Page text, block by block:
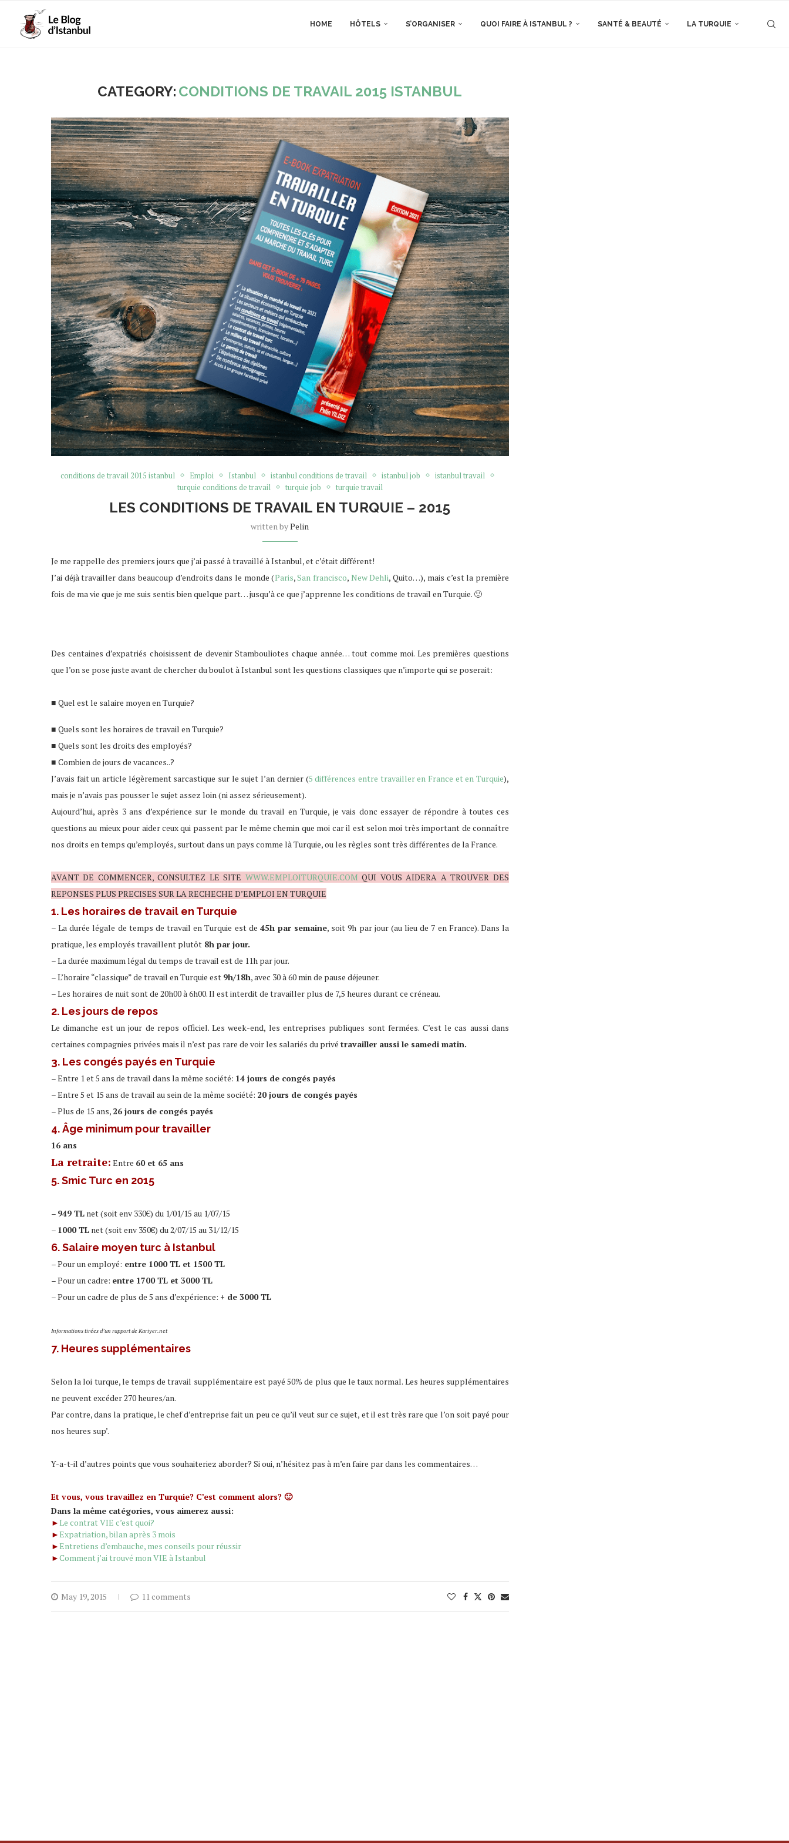
HOME HÔTELS S’ORGANISER QUOI FAIRE À ISTANBUL ? SANTÉ & BEAUTÉ LA TURQUIE
CATEGORY: CONDITIONS DE TRAVAIL 2015 ISTANBUL
conditions de travail 2015 istanbul Emploi Istanbul istanbul conditions de travail istanbul job
istanbul travail
turquie conditions de travail
turquie job turquie travail
LES CONDITIONS DE TRAVAIL EN TURQUIE – 2015
written byPelin
Je me rappelle des premiers jours que j’ai passé à travaillé à Istanbul, et c’était différent!
J’ai déjà travailler dans beaucoup d’endroits dans le monde (Paris,San francisco, New Dehli, Quito…), mais c’est la première
fois de ma vie que je me suis sentis bien quelque part… jusqu’à ce que j’apprenne les conditions de travail en Turquie. 🙂
Des centaines d’expatriés choisissent de devenir Stambouliotes chaque année… tout comme moi. Les premières questions
que l’on se pose juste avant de chercher du boulot à Istanbul sont les questions classiques que n’importe qui se poserait:
■ Quel est le salaire moyen en Turquie?
■ Quels sont les horaires de travail en Turquie?
■ Quels sont les droits des employés?
■ Combien de jours de vacances..?
J’avais fait un article légèrement sarcastique sur le sujet l’an dernier (5 différences entre travailler en France et en Turquie),
mais je n’avais pas pousser le sujet assez loin (ni assez sérieusement).
Aujourd’hui, après 3 ans d’expérience sur le monde du travail en Turquie, je vais donc essayer de répondre à toutes ces
questions au mieux pour aider ceux qui passent par le même chemin que moi car il est selon moi très important de connaître
nos droits en temps qu’employés, surtout dans un pays comme là Turquie, ou les règles sont très différentes de la France.
AVANT DE COMMENCER, CONSULTEZ LE SITE WWW.EMPLOITURQUIE.COM QUI VOUS AIDERA A TROUVER DES
REPONSES PLUS PRECISES SUR LA RECHECHE D’EMPLOI EN TURQUIE
1. Les horaires de travail en Turquie
– La durée légale de temps de travail en Turquie est de 45h par semaine, soit 9h par jour (au lieu de 7 en France). Dans la
pratique, les employés travaillent plutôt 8h par jour.
– La durée maximum légal du temps de travail est de 11h par jour.
– L’horaire “classique” de travail en Turquie est 9h/18h, avec 30 à 60 min de pause déjeuner.
– Les horaires de nuit sont de 20h00 à 6h00. Il est interdit de travailler plus de 7,5 heures durant ce créneau.
2. Les jours de repos
Le dimanche est un jour de repos officiel. Les week-end, les entreprises publiques sont fermées. C’est le cas aussi dans
certaines compagnies privées mais il n’est pas rare de voir les salariés du privé travailler aussi le samedi matin.
3. Les congés payés en Turquie
– Entre 1 et 5 ans de travail dans la même société: 14 jours de congés payés
– Entre 5 et 15 ans de travail au sein de la même société: 20 jours de congés payés
– Plus de 15 ans, 26 jours de congés payés
4.Âge minimum pour travailler
16 ans
La retraite: Entre 60 et 65 ans
5. Smic Turc en 2015
– 949 TL net (soit env 330€) du 1/01/15 au 1/07/15
– 1000 TL net (soit env 350€) du 2/07/15 au 31/12/15
6. Salaire moyen turc à Istanbul
– Pour un employé: entre 1000 TL et 1500 TL
– Pour un cadre: entre 1700 TL et 3000 TL
– Pour un cadre de plus de 5 ans d’expérience: + de 3000 TL
Informations tirées d’un rapport de Kariyer.net
7. Heures supplémentaires
Selon la loi turque, le temps de travail supplémentaire est payé 50% de plus que le taux normal. Les heures supplémentaires
ne peuvent excéder 270 heures/an.
Par contre, dans la pratique, le chef d’entreprise fait un peu ce qu’il veut sur ce sujet, et il est très rare que l’on soit payé pour
nos heures sup’.
Y-a-t-il d’autres points que vous souhaiteriez aborder? Si oui, n’hésitez pas à m’en faire par dans les commentaires…
Et vous, vous travaillez en Turquie? C’est comment alors? 🙂
Dans la même catégories, vous aimerez aussi:
►Le contrat VIE c’est quoi?
►Expatriation, bilan après 3 mois
►Entretiens d’embauche, mes conseils pour réussir
►Comment j’ai trouvé mon VIE à Istanbul
May 19, 2015 11 comments